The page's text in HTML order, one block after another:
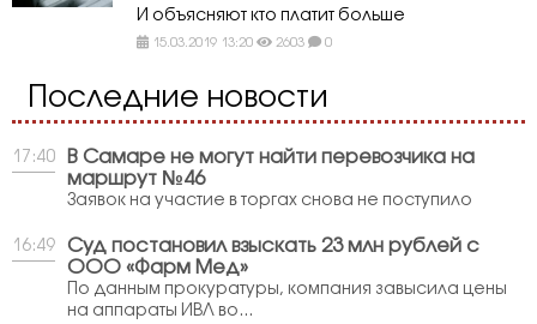
И объясняют кто платит больше
15.03.2019 13:20 2603 0
Последние новости
17:40
В Самаре не могут найти перевозчика на
маршрут №46
Заявок на участие в торгах снова не поступило
16:49
Суд постановил взыскать 23 млн рублей с
ООО «Фарм Мед»
По данным прокуратуры, компания завысила цены
на аппараты ИВЛ во...